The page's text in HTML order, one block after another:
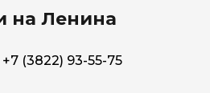
на Ленина
+7 (3822) 93-55-75